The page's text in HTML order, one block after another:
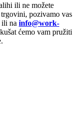
ili ne možete
pozivamo vas
ili na info@work-
ćemo vam pružiti